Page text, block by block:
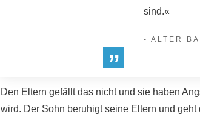
”
sind.«
- ALTER
Den Eltern gefällt das nicht und sie haben
wird. Der Sohn beruhigt seine Eltern und